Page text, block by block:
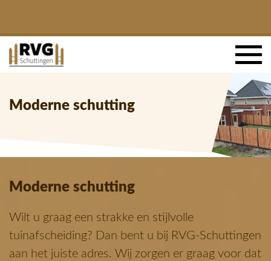
Moderne schutting
Moderne schutting
Wilt u graag een strakke en stijlvolle
tuinafscheiding? Dan bent u bij RVG-Schuttingen
aan het juiste adres. Wij zorgen er graag voor dat